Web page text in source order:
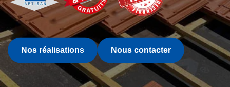
Nos réalisations Nous contacter